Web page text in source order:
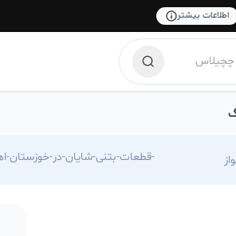
اطلاعات بیشتر
https://chechilas.com/kafpush-shayan/قطعات-بتنی-شایان-در-خوزستان-اهواز-